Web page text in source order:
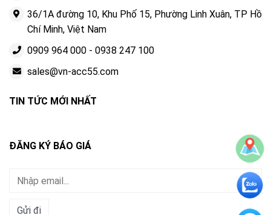
36/1A đường 10, Khu Phố 15, Phường Linh Xuân, TP Hồ
Chí Minh, Việt Nam
0909 964 000 - 0938 247 100
sales@vn-acc55.com
TIN TỨC MỚI NHẤT
ĐĂNG KÝ BÁO GIÁ